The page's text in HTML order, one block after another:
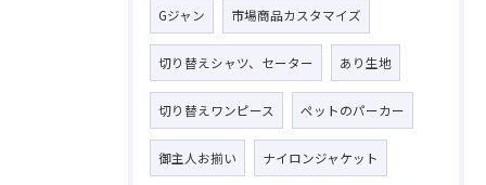
Gジャン 市場商品カスタマイズ
切り替えシャツ、セーター あり生地
切り替えワンピース ペットのパーカー
御主人お揃い ナイロンジャケット